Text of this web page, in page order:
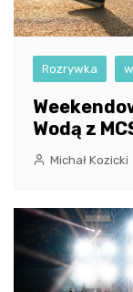
Rozrywka
Wodą z
Michał Kozicki